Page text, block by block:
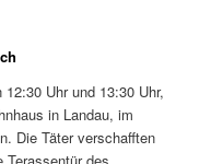
Uhr und 13:30 Uhr,
in Landau, im
Die Täter verschafften